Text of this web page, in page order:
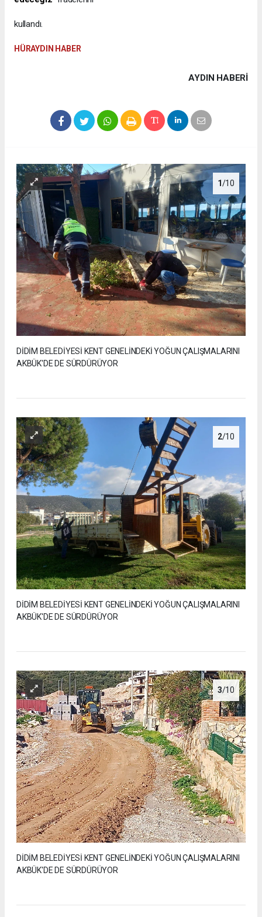
kullandı.
HÜRAYDIN HABER
AYDIN HABERİ
1/10
DİDİM BELEDİYESİ KENT GENELİNDEKİ YOĞUN ÇALIŞMALARINI
AKBÜK'DE DE SÜRDÜRÜYOR
2/10
DİDİM BELEDİYESİ KENT GENELİNDEKİ YOĞUN ÇALIŞMALARINI
AKBÜK'DE DE SÜRDÜRÜYOR
3/10
DİDİM BELEDİYESİ KENT GENELİNDEKİ YOĞUN ÇALIŞMALARINI
AKBÜK'DE DE SÜRDÜRÜYOR